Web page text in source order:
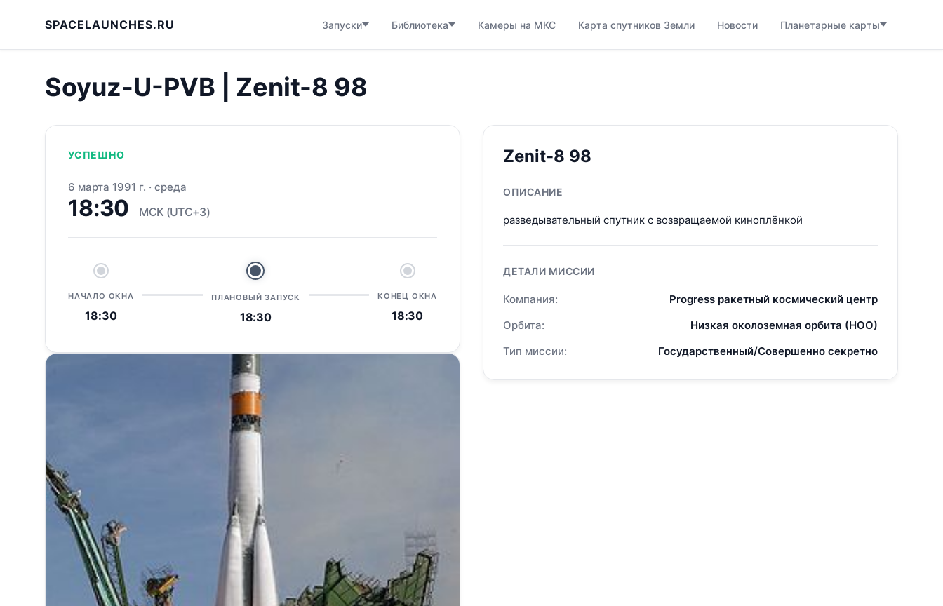
SPACELAUNCHES.RU Запуски Библиотека Камеры на МКС Карта спутников Земли Новости Планетарные карты
Soyuz-U-PVB | Zenit-8 98
УСПЕШНО
6 марта 1991 г. · среда
18:30 МСК (UTC+3)
НАЧАЛО ОКНА
18:30
ПЛАНОВЫЙ ЗАПУСК
18:30
КОНЕЦ ОКНА
18:30
Zenit-8 98
ОПИСАНИЕ
разведывательный спутник с возвращаемой киноплёнкой
ДЕТАЛИ МИССИИ
Компания:
Progress ракетный космический центр
Орбита:
Низкая околоземная орбита (НОО)
Тип миссии:
Государственный/Совершенно секретно